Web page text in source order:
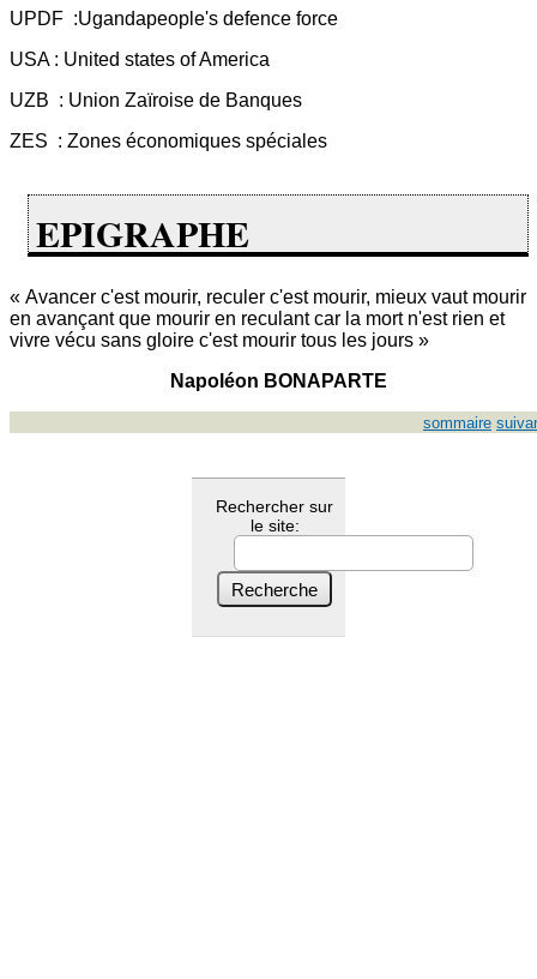
UPDF :Ugandapeople's defence force
USA : United states of America
UZB : Union Zaïroise de Banques
ZES : Zones économiques spéciales
EPIGRAPHE
« Avancer c'est mourir, reculer c'est mourir, mieux vaut mourir
en avançant que mourir en reculant car la mort n'est rien et
vivre vécu sans gloire c'est mourir tous les jours »
Napoléon BONAPARTE
sommaire
Rechercher sur
le site: